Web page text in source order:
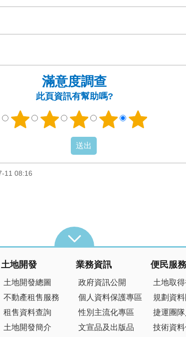
滿意度調查
此頁資訊有幫助嗎?
11 08:16
土地開發
土地開發總圖
不動產租售服務
租售資料查詢
土地開發簡介
業務資訊
政府資訊公開
個人資料保護專區
性別主流化專區
文宣品及出版品
便民服務
土地取
規劃資
捷運團
技術資